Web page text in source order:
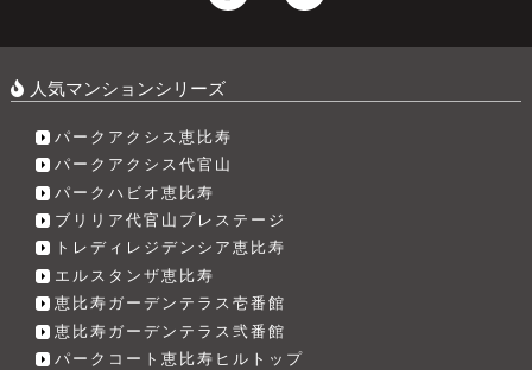
人気マンションシリーズ
パークアクシス恵比寿
パークアクシス代官山
パークハビオ恵比寿
ブリリア代官山プレステージ
トレディレジデンシア恵比寿
エルスタンザ恵比寿
恵比寿ガーデンテラス壱番館
恵比寿ガーデンテラス弐番館
パークコート恵比寿ヒルトップ